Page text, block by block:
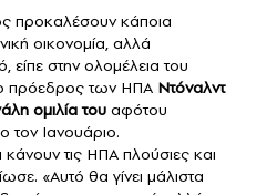
προκαλέσουν κάποια
οικονομία, αλλά
είπε στην ολομέλεια του
πρόεδρος των ΗΠΑ Ντόναλντ
ομιλία του αφότου
τον Ιανουάριο.
τις ΗΠΑ πλούσιες και
«Αυτό θα γίνει μάλιστα